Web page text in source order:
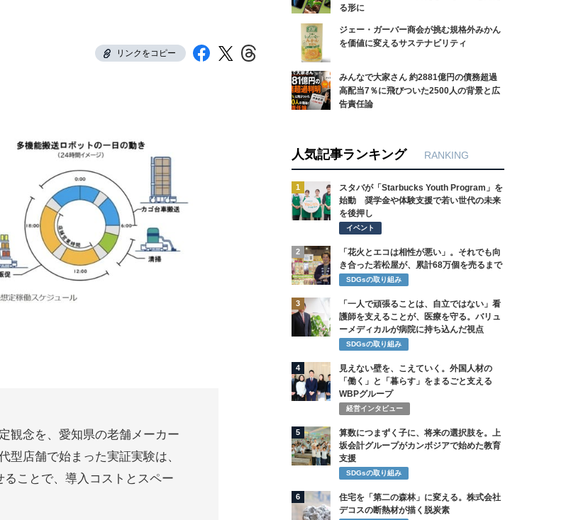
リンクをコピー
観念を、愛知県の老舗メーカー
型店舗で始まった実証実験は、
ことで、導入コストとスペー
る形に
ジェー・ガーバー商会が挑む規格外みかん
を価値に変えるサステナビリティ
みんなで大家さん 約2881億円の債務超過
高配当7％に飛びついた2500人の背景と広
告責任論
人気記事ランキング RANKING
1
スタバが「Starbucks Youth Program」を
始動 奨学金や体験支援で若い世代の未来
を後押し
イベント
2
「花火とエコは相性が悪い」。それでも向
き合った若松屋が、累計68万個を売るまで
SDGsの取り組み
3
「一人で頑張ることは、自立ではない」看
護師を支えることが、医療を守る。バリュ
ーメディカルが病院に持ち込んだ視点
SDGsの取り組み
4
見えない壁を、こえていく。外国人材の
「働く」と「暮らす」をまるごと支える
WBPグループ
経営インタビュー
5
算数につまずく子に、将来の選択肢を。上
坂会計グループがカンボジアで始めた教育
支援
SDGsの取り組み
6
住宅を「第二の森林」に変える。株式会社
デコスの断熱材が描く脱炭素